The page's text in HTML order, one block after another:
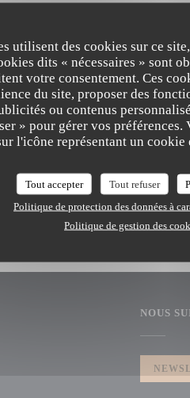
utilisent des cookies sur ce
dits « nécessaires » sont
votre consentement. Ces
du site, proposer des
ou contenus
» pour gérer vos
l'icône représentant un cookie
Tout accepter Tout refuser
Politique de protection des données à
Politique de gestion des
et fun Graff Homard
NOUS
LA TABLE DE